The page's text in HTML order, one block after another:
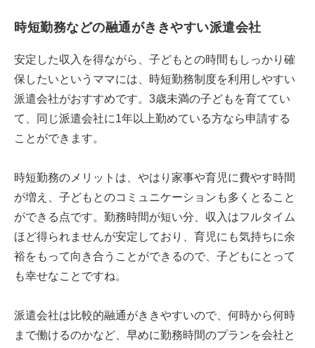
時短勤務などの融通がききやすい派遣会社
安定した収入を得ながら、子どもとの時間もしっかり確
保したいというママには、時短勤務制度を利用しやすい
派遣会社がおすすめです。3歳未満の子どもを育ててい
て、同じ派遣会社に1年以上勤めている方なら申請する
ことができます。
時短勤務のメリットは、やはり家事や育児に費やす時間
が増え、子どもとのコミュニケーションも多くとること
ができる点です。勤務時間が短い分、収入はフルタイム
ほど得られませんが安定しており、育児にも気持ちに余
裕をもって向き合うことができるので、子どもにとって
も幸せなことですね。
派遣会社は比較的融通がききやすいので、何時から何時
まで働けるのかなど、早めに勤務時間のプランを会社と